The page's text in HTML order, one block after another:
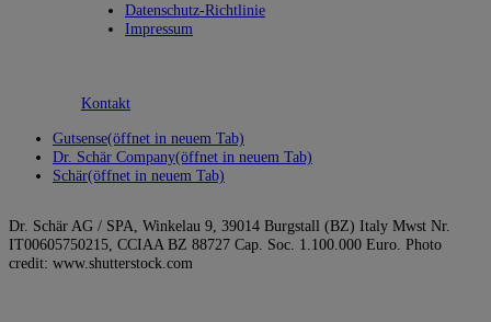
Datenschutz-Richtlinie
Impressum
Kontakt
Gutsense(öffnet in neuem Tab)
Dr. Schär Company(öffnet in neuem Tab)
Schär(öffnet in neuem Tab)
Dr. Schär AG / SPA, Winkelau 9, 39014 Burgstall (BZ) Italy Mwst Nr.
IT00605750215, CCIAA BZ 88727 Cap. Soc. 1.100.000 Euro. Photo
credit: www.shutterstock.com